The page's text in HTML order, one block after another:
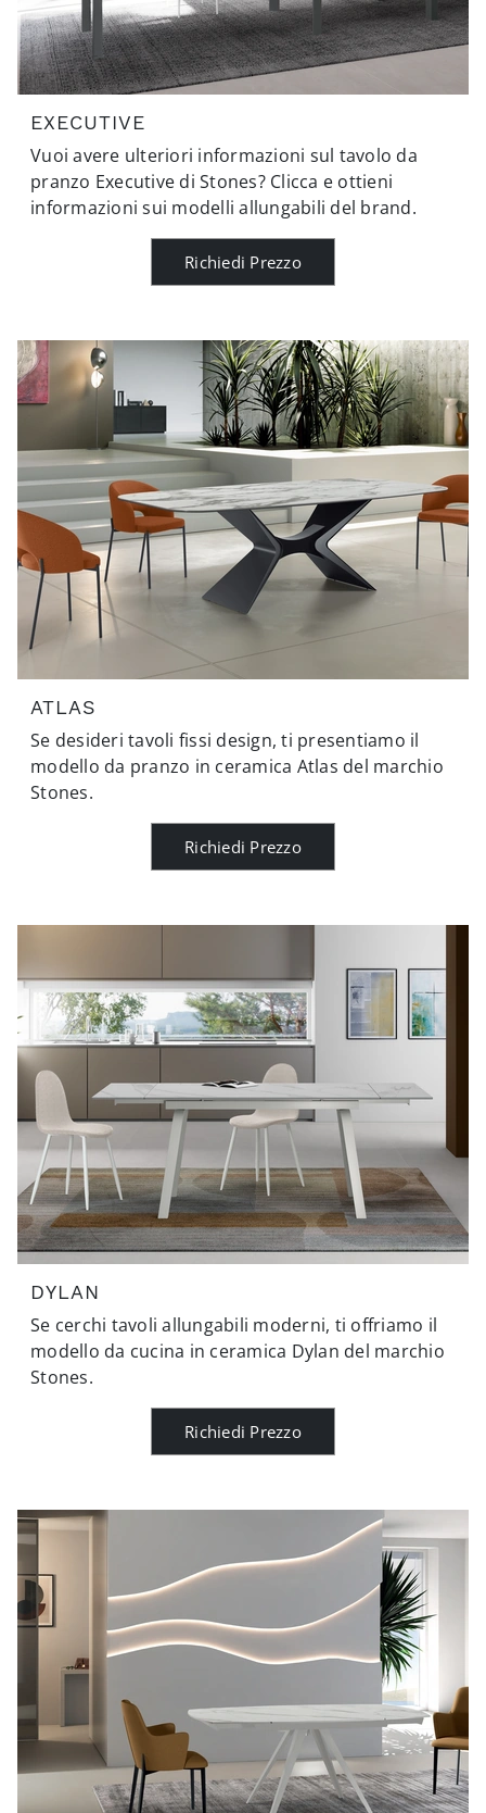
EXECUTIVE
Vuoi avere ulteriori informazioni sul tavolo da
pranzo Executive di Stones? Clicca e ottieni
informazioni sui modelli allungabili del brand.
Richiedi Prezzo
ATLAS
Se desideri tavoli fissi design, ti presentiamo il
modello da pranzo in ceramica Atlas del marchio
Stones.
Richiedi Prezzo
DYLAN
Se cerchi tavoli allungabili moderni, ti offriamo il
modello da cucina in ceramica Dylan del marchio
Stones.
Richiedi Prezzo